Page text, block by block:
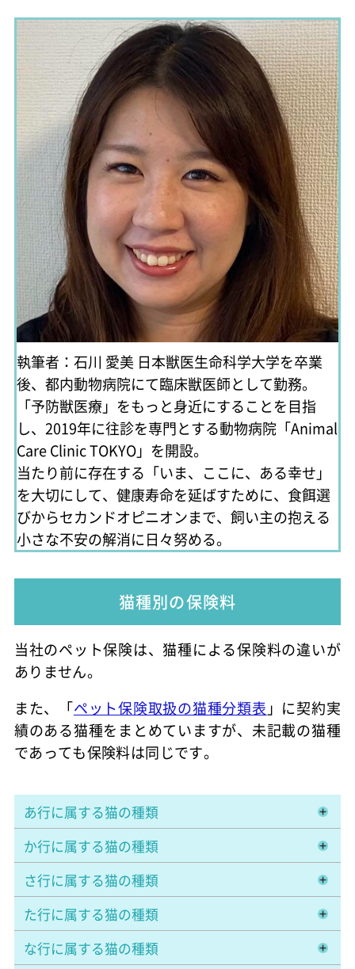
執筆者：石川 愛美 日本獣医生命科学大学を卒業
後、都内動物病院にて臨床獣医師として勤務。
「予防獣医療」をもっと身近にすることを目指
し、2019年に往診を専門とする動物病院「Animal
Care Clinic TOKYO」を開設。
当たり前に存在する「いま、ここに、ある幸せ」
を大切にして、健康寿命を延ばすために、食餌選
びからセカンドオピニオンまで、飼い主の抱える
小さな不安の解消に日々努める。
猫種別の保険料
当社のペット保険は、猫種による保険料の違いが
ありません。
また、「ペット保険取扱の猫種分類表 」に契約実
績のある猫種をまとめていますが、未記載の猫種
であっても保険料は同じです。
あ行に属する猫の種類
か行に属する猫の種類
さ行に属する猫の種類
た行に属する猫の種類
な行に属する猫の種類